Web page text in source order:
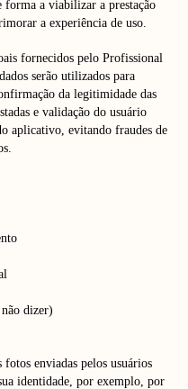
forma a viabilizar a prestação
a experiência de uso.
fornecidos pelo Profissional
serão utilizados para
da legitimidade das
e validação do usuário
aplicativo, evitando fraudes de
dizer)
fotos enviadas pelos usuários
identidade, por exemplo, por